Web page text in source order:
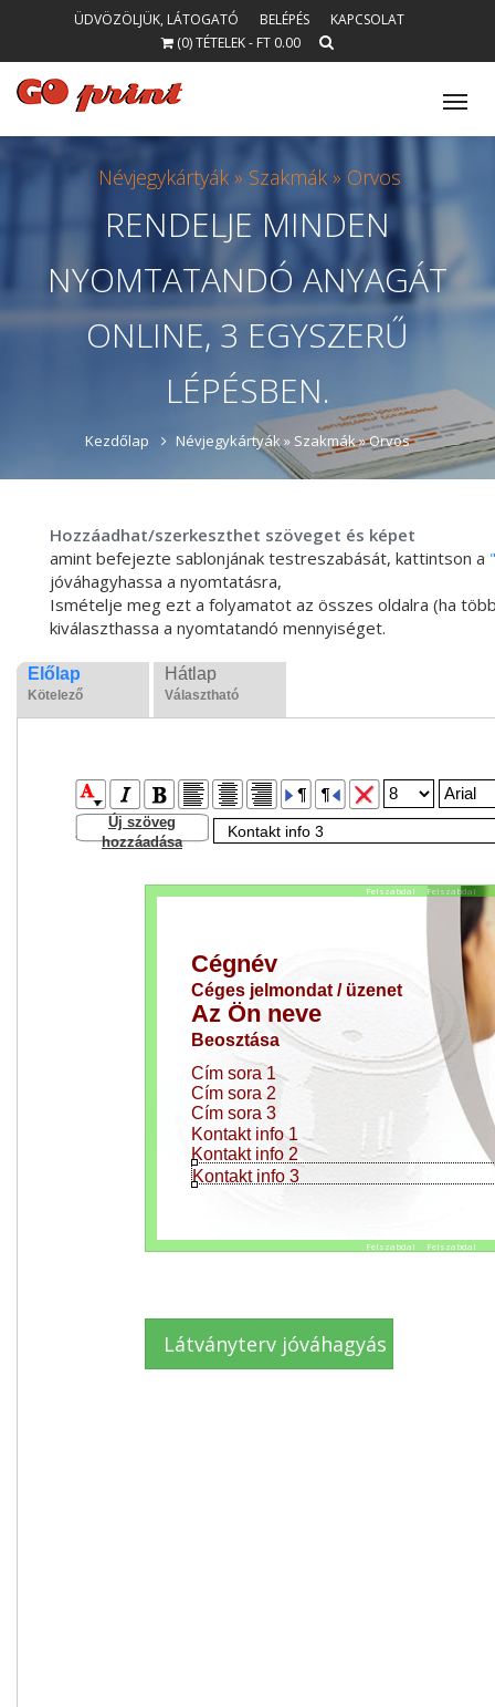
ÜDVÖZÖLJÜK, LÁTOGATÓ BELÉPÉS
KAPCSOLAT
(0) TÉTELEK - FT 0.00
Névjegykártyák » Szakmák » Orvos
RENDELJE MINDEN
NYOMTATANDÓ ANYAGÁT
ONLINE, 3 EGYSZERŰ
LÉPÉSBEN.
Kezdőlap Névjegykártyák » Szakmák »Orvos
Hozzáadhat/szerkeszthet szöveget és képet
amint befejezte sablonjának testreszabását, kattintson a
jóváhagyhassa a nyomtatásra,
Ismételje meg ezt a folyamatot az összes oldalra (ha
kiválaszthassa a nyomtatandó mennyiséget.
Előlap
Kötelező
Hátlap
Választható